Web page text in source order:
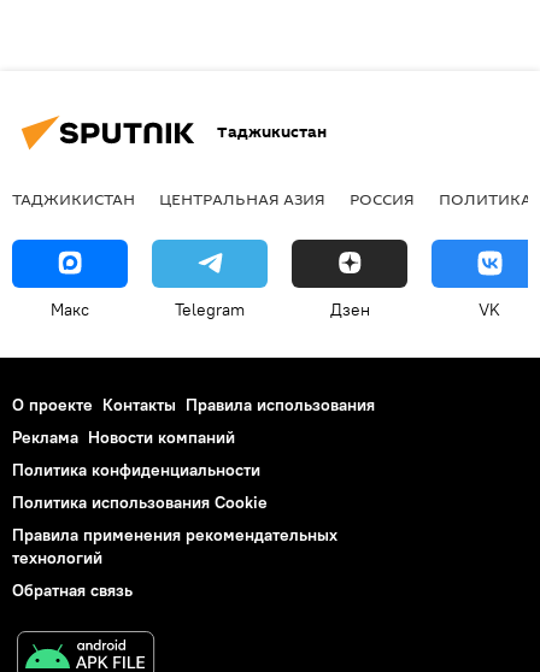
Таджикистан
ТАДЖИКИСТАН ЦЕНТРАЛЬНАЯ АЗИЯ РОССИЯ ПОЛИТИКА
Макс Telegram Дзен VK
О проекте Контакты Правила использования
Реклама Новости компаний
Политика конфиденциальности
Политика использования Cookie
Правила применения рекомендательных
технологий
Обратная связь